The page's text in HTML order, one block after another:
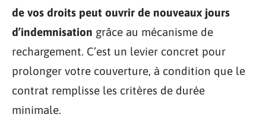
de vos droits peut ouvrir de nouveaux jours
d’indemnisation grâce au mécanisme de
rechargement. C’est un levier concret pour
prolonger votre couverture, à condition que le
contrat remplisse les critères de durée
minimale.